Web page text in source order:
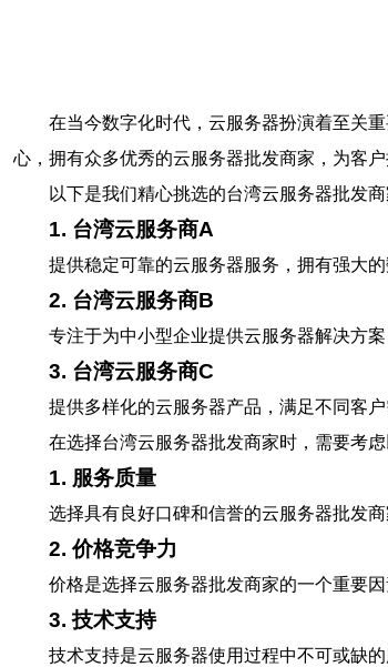
在当今数字化时代，云服务器扮演着至关
心，拥有众多优秀的云服务器批发商家，为客户
以下是我们精心挑选的台湾云服务器批发
1. 台湾云服务商A
提供稳定可靠的云服务器服务，拥有强大
2. 台湾云服务商B
专注于为中小型企业提供云服务器解决方
3. 台湾云服务商C
提供多样化的云服务器产品，满足不同客
在选择台湾云服务器批发商家时，需要考虑
1. 服务质量
选择具有良好口碑和信誉的云服务器批发
2. 价格竞争力
价格是选择云服务器批发商家的一个重要
3. 技术支持
技术支持是云服务器使用过程中不可或缺